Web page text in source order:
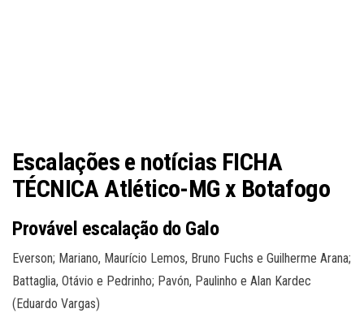
Escalações e notícias FICHA
TÉCNICA Atlético-MG x Botafogo
Provável escalação do Galo
Everson; Mariano, Maurício Lemos, Bruno Fuchs e Guilherme Arana;
Battaglia, Otávio e Pedrinho; Pavón, Paulinho e Alan Kardec
(Eduardo Vargas)